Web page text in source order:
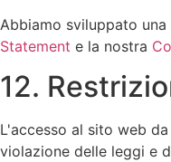
Abbiamo sviluppato
Statement e la nostra
12.
L'accesso al sito web
violazione delle leggi e